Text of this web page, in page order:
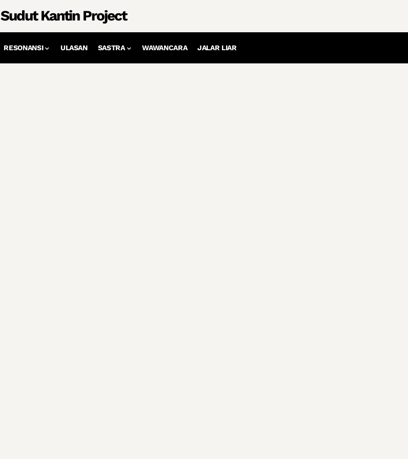
Sudut Kantin Project
RESONANSI ULASAN SASTRA WAWANCARA JALAR LIAR